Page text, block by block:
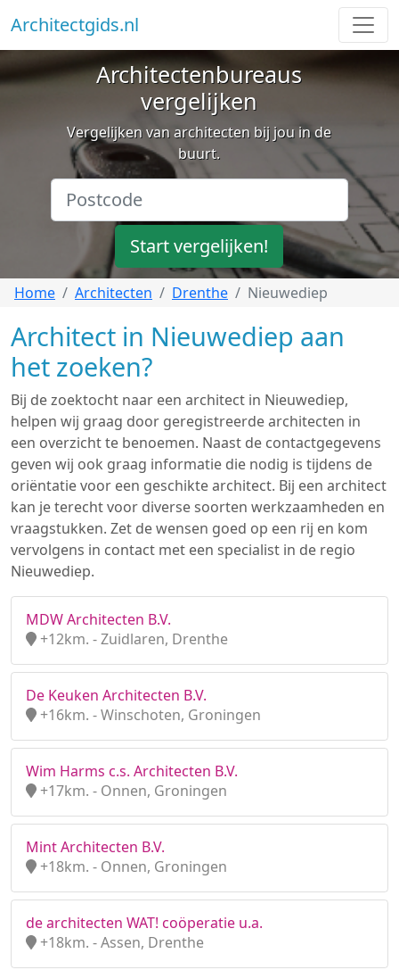
Architectgids.nl
Architectenbureaus
vergelijken
Vergelijken van architecten bij jou in de
buurt.
Start vergelijken!
Home Architecten Drenthe Nieuwediep
Architect in Nieuwediep aan
het zoeken?
Bij de zoektocht naar een architect in Nieuwediep,
helpen wij graag door geregistreerde architecten in
een overzicht te benoemen. Naast de contactgegevens
geven wij ook graag informatie die nodig is tijdens de
oriëntatie voor een geschikte architect. Bij een architect
kan je terecht voor diverse soorten werkzaamheden en
vraagstukken. Zet de wensen goed op een rij en kom
vervolgens in contact met een specialist in de regio
Nieuwediep.
MDW Architecten B.V.
+12km. - Zuidlaren, Drenthe
De Keuken Architecten B.V.
+16km. - Winschoten, Groningen
Wim Harms c.s. Architecten B.V.
+17km. - Onnen, Groningen
Mint Architecten B.V.
+18km. - Onnen, Groningen
de architecten WAT! coöperatie u.a.
+18km. - Assen, Drenthe